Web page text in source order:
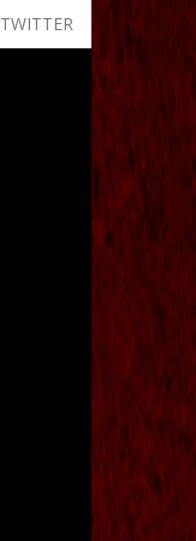
TWITTER